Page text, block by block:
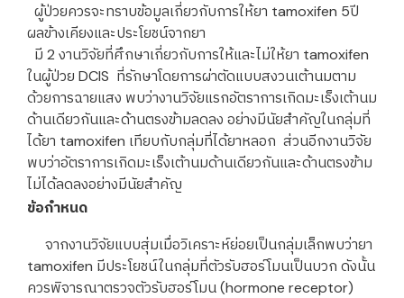
ผู้ป่วยควรจะทราบข้อมูลเกี่ยวกับการให้ยา tamoxifen 5ปี
ผลข้างเคียงและประโยชน์จากยา
มี 2 งานวิจัยที่ศึกษาเกี่ยวกับการให้และไม่ให้ยา tamoxifen
ในผู้ป่วย DCIS ที่รักษาโดยการผ่าตัดแบบสงวนเต้านมตาม
ด้วยการฉายแสง พบว่างานวิจัยแรกอัตราการเกิดมะเร็งเต้านม
ด้านเดียวกันและด้านตรงข้ามลดลง อย่างมีนัยสำคัญในกลุ่มที่
ได้ยา tamoxifen เทียบกับกลุ่มที่ได้ยาหลอก ส่วนอีกงานวิจัย
พบว่าอัตราการเกิดมะเร็งเต้านมด้านเดียวกันและด้านตรงข้าม
ไม่ได้ลดลงอย่างมีนัยสำคัญ
ข้อกำหนด
จากงานวิจัยแบบสุ่มเมื่อวิเคราะห์ย่อยเป็นกลุ่มเล็กพบว่ายา
tamoxifen มีประโยชน์ในกลุ่มที่ตัวรับฮอร์โมนเป็นบวก ดังนั้น
ควรพิจารณาตรวจตัวรับฮอร์โมน (hormone receptor)